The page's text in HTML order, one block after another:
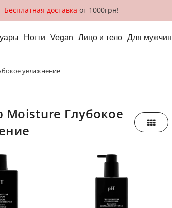
Бесплатная доставка от 1000грн!
Ногти Vegan Лицо и тело Для мужчин
увлажнение
Сетка